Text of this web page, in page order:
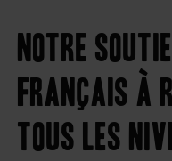
Notre
français à
tous les